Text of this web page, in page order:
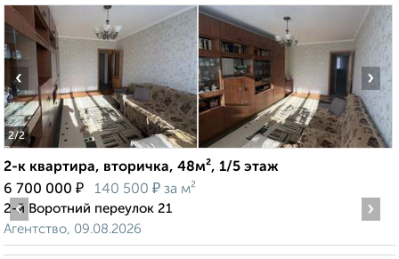
2/2
‹ ›
2-к квартира, вторичка, 48м², 1/5 этаж
6 700 000 ₽ 140 500 ₽ за м²
2-й Воротний переулок 21
Агентство, 09.08.2026
‹ ›